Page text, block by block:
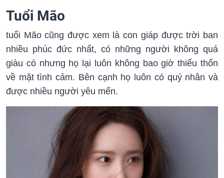
Tuổi Mão
tuổi Mão cũng được xem là con giáp được trời ban
nhiều phúc đức nhất, có những người không quá
giàu có nhưng họ lại luôn không bao giờ thiếu thốn
về mặt tình cảm. Bên cạnh họ luôn có quý nhân và
được nhiều người yêu mến.